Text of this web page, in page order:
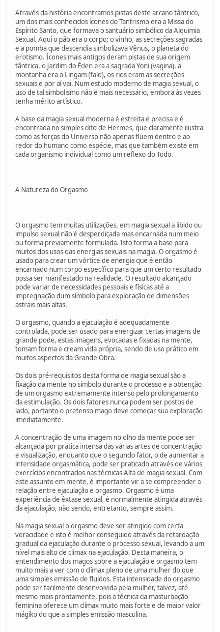
Através da história encontramos pistas deste arcano tântrico,
um dos mais conhecidos ícones do Tantrismo era a Missa do
Espírito Santo, que formava o santuário simbólico da Alquimia
Sexual. Aqui o pão era o corpo; o vinho, as secreções sagradas
e a pomba que descendia simbolizava Vênus, o planeta do
erotismo. Ícones mais antigos deram pistas de sua origem
tântrica, o Jardim do Éden era a sagrada Yoni (vagina), a
montanha era o Lingam (falo), os rios eram as secreções
sexuais e por aí vai. Num estudo moderno de magia sexual, o
uso de tal simbolismo não é mais necessário, embora às vezes
tenha mérito artístico.
A base da magia sexual moderna é estreita e precisa e é
encontrada no simples dito de Hermes, que claramente ilustra
como as forças do Universo não apenas fluem dentro e ao
redor do humano como espécie, mas que também existe em
cada organismo individual como um reflexo do Todo.
A Natureza do Orgasmo
O orgasmo tem muitas utilizações, em magia sexual a libido ou
impulso sexual não é desperdiçada mas encarnada num meio
ou forma previamente formulada. Isto forma a base para
muitos dos usos das energias sexuais na magia. O orgasmo é
usado para crear um vórtice de energia que é então
encarnado num corpo específico para que um certo resultado
possa ser manifestado na realidade. O resultado alcançado
pode variar de necessidades pessoais e físicas até a
impregnação dum símbolo para exploração de dimensões
astrais mais altas.
O orgasmo, quando a ejaculação é adequadamente
controlada, pode ser usado para energizar certas imagens de
grande pode, estas imagens, evocadas e fixadas na mente,
tomam forma e cream vida própria, sendo de uso prático em
muitos aspectos da Grande Obra.
Os dois pré-requisitos desta forma de magia sexual são a
fixação da mente no símbolo durante o processo e a obtenção
de um orgasmo extremamente intenso pelo prolongamento
da estimulação. Os dois fatores nunca podem ser postos de
lado, portanto o pretenso mago deve começar sua exploração
imediatamente.
A concentração de uma imagem no olho da mente pode ser
alcançada por prática intensa das várias artes de concentração
e visualização, enquanto que o segundo fator, o de aumentar a
intensidade orgasmática, pode ser praticado através de vários
exercícios encontrados nas técnicas Alfa de magia sexual. Com
este assunto em mente, é importante vir a se compreender a
relação entre ejaculação e orgasmo. Orgasmo é uma
experiência de êxtase sexual, é normalmente atingida através
da ejaculação, não sendo, entretanto, sempre assim.
Na magia sexual o orgasmo deve ser atingido com certa
voracidade e isto é melhor conseguido através da retardação
gradual da ejaculação durante o processo sexual, levando a um
nível mais alto de clímax na ejaculação. Desta maneira, o
entendimento dos magos sobre a ejaculação e orgasmo tem
muito mais a ver com o clímax pleno de uma mulher do que
uma simples emissão de fluidos. Esta intensidade do orgasmo
pode ser facilmente desenvolvida pela mulher, talvez, até
mesmo mais prontamente, pois a técnica da masturbação
feminina oferece um clímax muito mais forte e de maior valor
mágiko do que a simples emissão masculina.